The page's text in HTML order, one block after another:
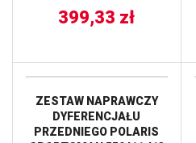
399,33 zł
ZESTAW NAPRAWCZY
DYFERENCJAŁU
PRZEDNIEGO POLARIS